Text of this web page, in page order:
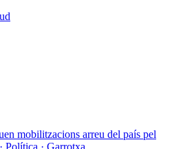
mobilitzacions arreu del país pel
Política · Garrotxa